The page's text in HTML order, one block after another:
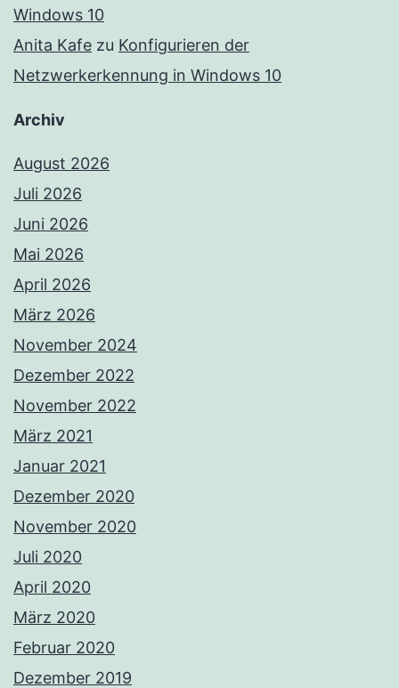
Windows 10
Anita Kafe zu Konfigurieren der
Netzwerkerkennung in Windows 10
Archiv
August 2026
Juli 2026
Juni 2026
Mai 2026
April 2026
März 2026
November 2024
Dezember 2022
November 2022
März 2021
Januar 2021
Dezember 2020
November 2020
Juli 2020
April 2020
März 2020
Februar 2020
Dezember 2019